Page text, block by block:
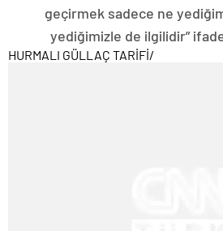
geçirmek sadece ne
yediğimizle de ilgilidir”
HURMALI GÜLLAÇ TARİFİ/